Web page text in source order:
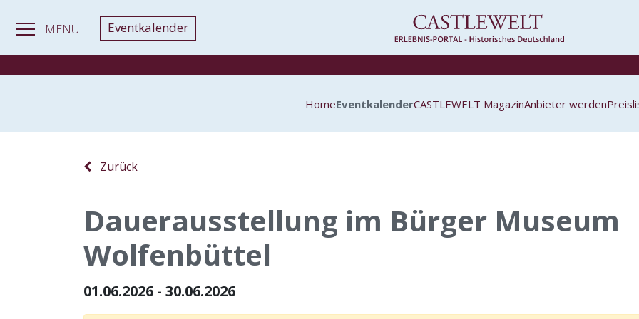
MENÜ Eventkalender
HomeEventkalenderCASTLEWELT MagazinAnbieter werden
Zurück
Dauerausstellung im Bürger Museum
Wolfenbüttel
01.06.2026 - 30.06.2026